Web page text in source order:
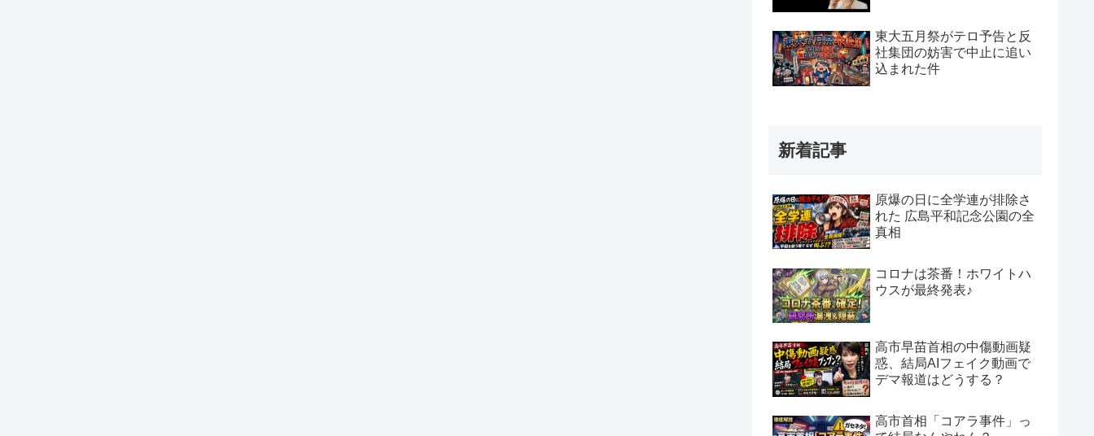
東大五月祭がテロ予告と反
社集団の妨害で中止に追い
込まれた件
新着記事
原爆の日に全学連が排除さ
れた 広島平和記念公園の全
真相
コロナは茶番！ホワイトハ
ウスが最終発表♪
高市早苗首相の中傷動画疑
惑、結局AIフェイク動画で
デマ報道はどうする？
高市首相「コアラ事件」っ